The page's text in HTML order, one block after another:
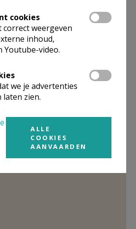
Dat kan al door gevolg te
vraag van ieder andere mens
ook wij de stem van God zelf
cookies
weergeven
inhoud,
Youtube-video.
we je advertenties
zien.
ALLE
COOKIES
AANVAARDEN